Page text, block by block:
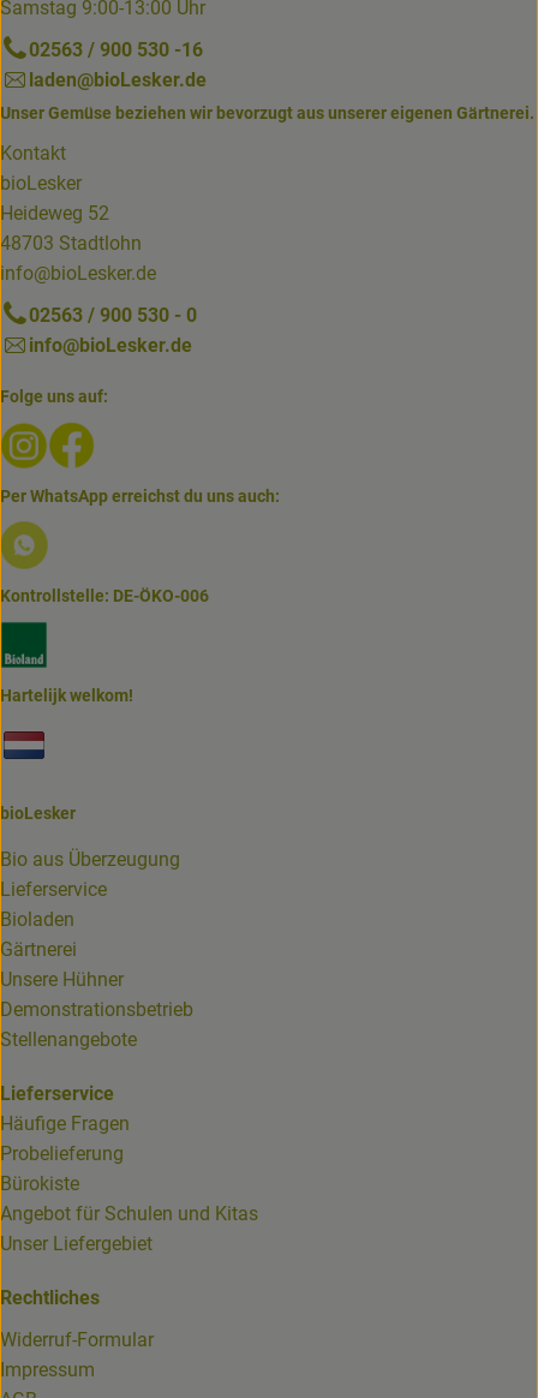
Samstag 9:00-13:00 Uhr
02563 / 900 530 -16
laden@bioLesker.de
Unser Gemüse beziehen wir bevorzugt aus unserer eigenen Gärtnerei.
Kontakt
bioLesker
Heideweg 52
48703 Stadtlohn
info@bioLesker.de
02563 / 900 530 - 0
info@bioLesker.de
Folge uns auf:
Externer Link zu https://www.instagram.com/biolesker/
Per WhatsApp erreichst du uns auch:
Externer Link zu https://www.biolesker.de/lieferservice/
Kontrollstelle: DE-ÖKO-006
Hartelijk welkom!
bioLesker
Bio aus Überzeugung
Lieferservice
Bioladen
Gärtnerei
Unsere Hühner
Demonstrationsbetrieb
Stellenangebote
Lieferservice
Häufige Fragen
Probelieferung
Bürokiste
Angebot für Schulen und Kitas
Unser Liefergebiet
Rechtliches
Widerruf-Formular
Impressum